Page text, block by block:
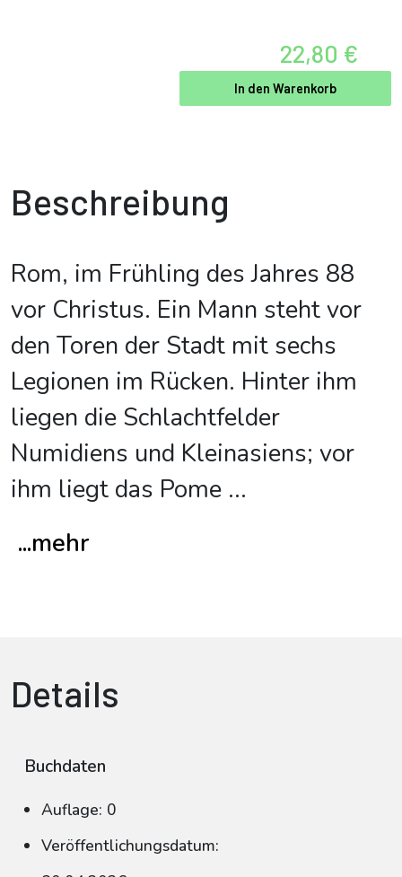
22,80 €
In den Warenkorb
Beschreibung
Rom, im Frühling des Jahres 88
vor Christus. Ein Mann steht vor
den Toren der Stadt mit sechs
Legionen im Rücken. Hinter ihm
liegen die Schlachtfelder
Numidiens und Kleinasiens; vor
ihm liegt das Pome ...
...mehr
Details
Buchdaten
Auflage: 0
Veröffentlichungsdatum: